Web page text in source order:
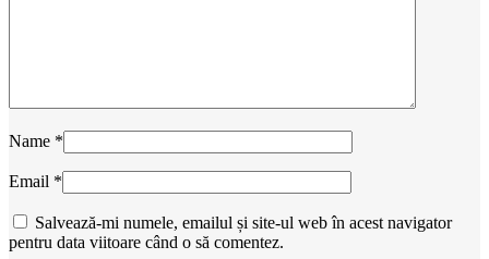
Name *
Email *
Salvează-mi numele, emailul și site-ul web în acest navigator
pentru data viitoare când o să comentez.